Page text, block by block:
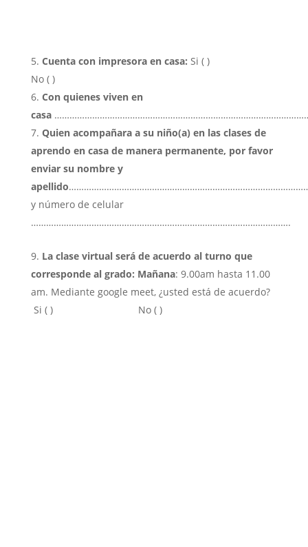
Cuenta con impresora en casa: Si ( )
No ( )
Con quienes viven en
casa
Quien acompañara a su niño(a) en las clases de
aprendo en casa de manera permanente, por favor
enviar su nombre y
apellido
y número de celular
………………………………………………………………………………………….
La clase virtual será de acuerdo al turno que
corresponde al grado: Mañana: 9.00am hasta 11.00
am. Mediante google meet, ¿usted está de acuerdo?
Si ( ) No ( )